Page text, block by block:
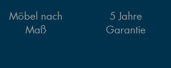
Möbel nach
Maß
5 Jahre
Garantie